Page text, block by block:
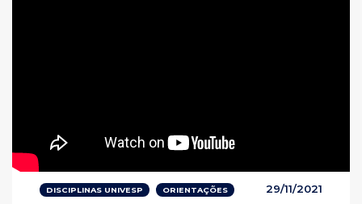
DISCIPLINAS UNIVESP ORIENTAÇÕES 29/11/2021